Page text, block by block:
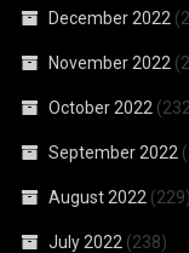
December 2022
November 2022
October 2022
September 2022
August 2022 (229)
July 2022 (238)